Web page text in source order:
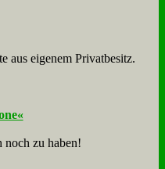
aus eigenem Privatbesitz.
noch zu haben!